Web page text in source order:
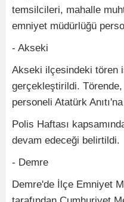
temsilcileri, mahalle
emniyet müdürlüğü
- Akseki
Akseki ilçesindeki tören
gerçekleştirildi.
personeli Atatürk
Polis Haftası
devam edeceği belirtildi.
- Demre
Demre'de İlçe Emniyet